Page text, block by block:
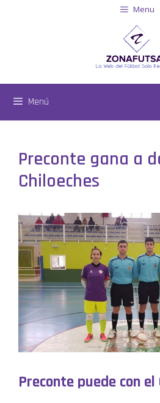
Menu
Menú
Preconte gana a
Chiloeches
Preconte puede con el